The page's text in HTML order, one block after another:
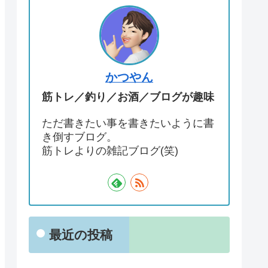
かつやん
筋トレ／釣り／お酒／ブログが趣味
ただ書きたい事を書きたいように書
き倒すブログ。
筋トレよりの雑記ブログ(笑)
最近の投稿